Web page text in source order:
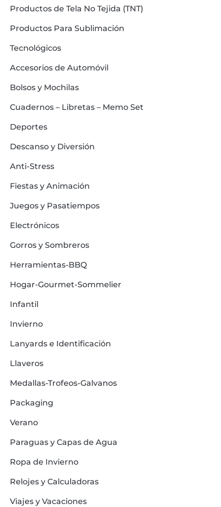
Productos de Tela No Tejida (TNT)
Productos Para Sublimación
Tecnológicos
Accesorios de Automóvil
Bolsos y Mochilas
Cuadernos – Libretas – Memo Set
Deportes
Descanso y Diversión
Anti-Stress
Fiestas y Animación
Juegos y Pasatiempos
Electrónicos
Gorros y Sombreros
Herramientas-BBQ
Hogar-Gourmet-Sommelier
Infantil
Invierno
Lanyards e Identificación
Llaveros
Medallas-Trofeos-Galvanos
Packaging
Verano
Paraguas y Capas de Agua
Ropa de Invierno
Relojes y Calculadoras
Viajes y Vacaciones